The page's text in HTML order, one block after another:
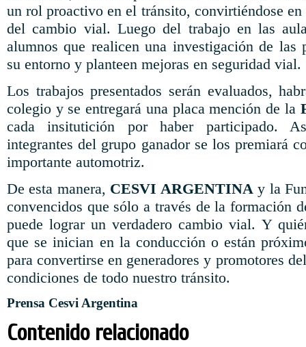
un rol proactivo en el tránsito, convirtiéndose en
del cambio vial. Luego del trabajo en las
alumnos que realicen una investigación de las
su entorno y planteen mejoras en seguridad vial.
Los trabajos presentados serán evaluados,
colegio y se entregará una placa mención de la
cada insitutición por haber participado.
integrantes del grupo ganador se los premiará
importante automotriz.
De esta manera, CESVI ARGENTINAy la
convencidos que sólo a través de la formación
puede lograr un verdadero cambio vial. Y
que se inician en la conducción o están
para convertirse en generadores y promotores
condiciones de todo nuestro tránsito.
Prensa Cesvi Argentina
Contenido relacionado